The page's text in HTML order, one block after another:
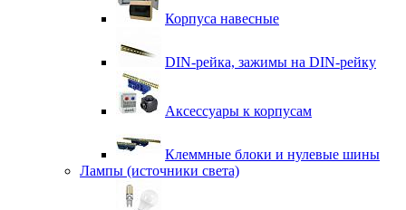
Корпуса навесные
DIN-рейка, зажимы на DIN-рейку
Аксессуары к корпусам
Клеммные блоки и нулевые шины
Лампы (источники света)